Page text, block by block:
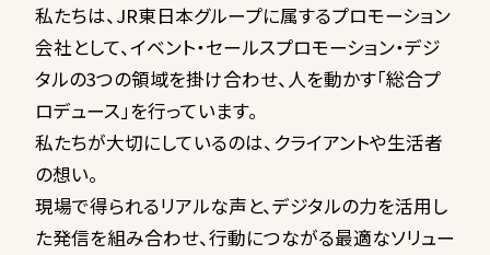
私たちは、JR東日本グループに属するプロモーション
会社として、イベント・セールスプロモーション・デジ
タルの3つの領域を掛け合わせ、人を動かす「総合プ
ロデュース」を行っています。
私たちが大切にしているのは、クライアントや生活者
の想い。
現場で得られるリアルな声と、デジタルの力を活用し
た発信を組み合わせ、行動につながる最適なソリュー